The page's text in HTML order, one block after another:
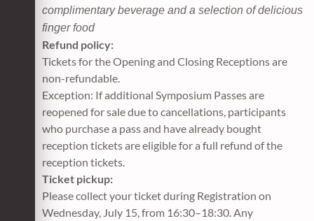
complimentary beverage and a selection of delicious
finger food
Refund policy:
Tickets for the Opening and Closing Receptions are
non-refundable.
Exception: If additional Symposium Passes are
reopened for sale due to cancellations, participants
who purchase a pass and have already bought
reception tickets are eligible for a full refund of the
reception tickets.
Ticket pickup:
Please collect your ticket during Registration on
Wednesday, July 15, from 16:30–18:30. Any